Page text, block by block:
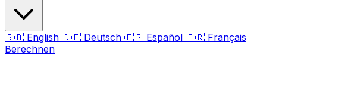
🇬🇧 English 🇩🇪 Deutsch 🇪🇸 Español 🇫🇷 Français
Berechnen